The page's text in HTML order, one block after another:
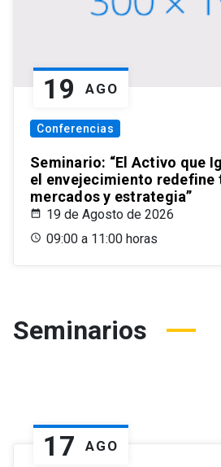
19 AGO
Conferencias
Seminario: “El Activo que
el envejecimiento redefine
mercados y estrategia”
19 de Agosto de 2026
09:00 a 11:00 horas
Seminarios
17 AGO